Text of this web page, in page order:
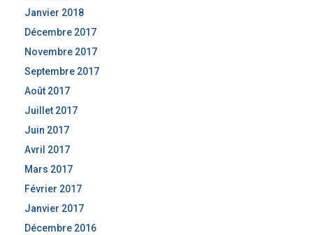
Janvier 2018
Décembre 2017
Novembre 2017
Septembre 2017
Août 2017
Juillet 2017
Juin 2017
Avril 2017
Mars 2017
Février 2017
Janvier 2017
Décembre 2016